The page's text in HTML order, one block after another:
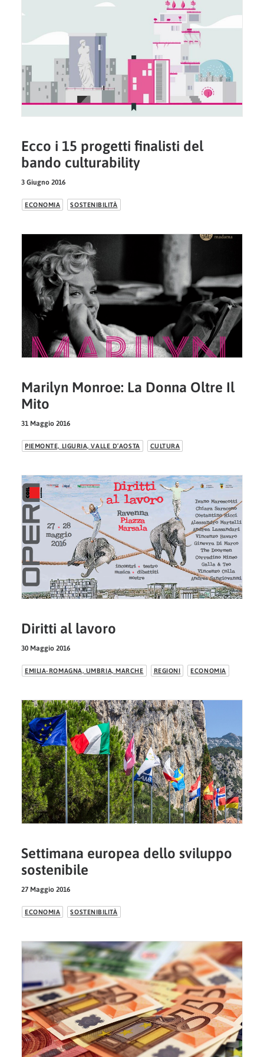
Ecco i 15 progetti finalisti del
bando culturability
3 Giugno 2016
ECONOMIA SOSTENIBILITÀ
Marilyn Monroe: La Donna Oltre Il
Mito
31 Maggio 2016
PIEMONTE, LIGURIA, VALLE D’AOSTA CULTURA
Diritti al lavoro
30 Maggio 2016
EMILIA-ROMAGNA, UMBRIA, MARCHE REGIONI ECONOMIA
Settimana europea dello sviluppo
sostenibile
27 Maggio 2016
ECONOMIA SOSTENIBILITÀ